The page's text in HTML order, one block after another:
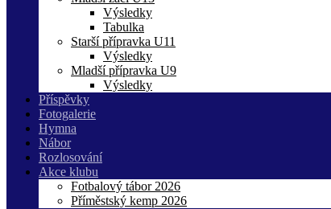
Výsledky
Tabulka
Starší přípravka U11
Výsledky
Mladší přípravka U9
Výsledky
Příspěvky
Fotogalerie
Hymna
Nábor
Rozlosování
Akce klubu
Fotbalový tábor 2026
Příměstský kemp 2026